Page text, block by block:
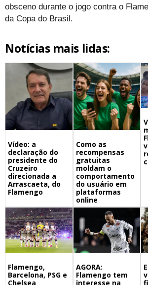
obsceno durante o jogo contra o
da Copa do Brasil.
Notícias mais lidas:
Vídeo: a
declaração do
presidente do
Cruzeiro
direcionada a
Arrascaeta, do
Flamengo
Como as
recompensas
gratuitas
moldam o
comportamento
do usuário em
plataformas
online
Flamengo,
Barcelona, PSG e
Chelsea
AGORA:
Flamengo tem
interesse na